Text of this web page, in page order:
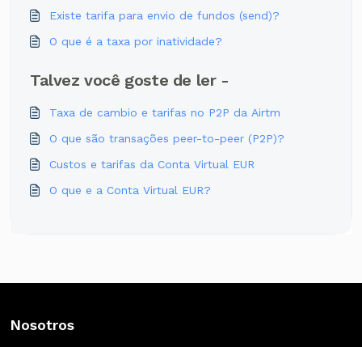
Existe tarifa para envio de fundos (send)?
O que é a taxa por inatividade?
Talvez você goste de ler -
Taxa de cambio e tarifas no P2P da Airtm
O que são transações peer-to-peer (P2P)?
Custos e tarifas da Conta Virtual EUR
O que e a Conta Virtual EUR?
Nosotros